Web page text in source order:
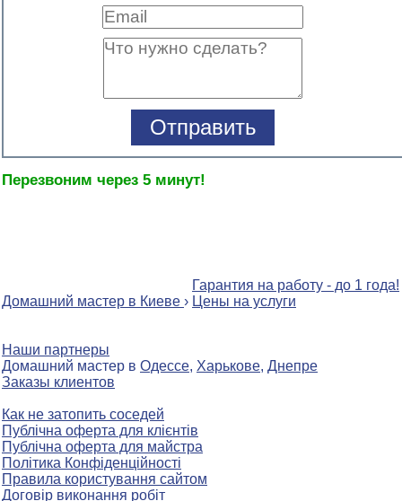
Перезвоним через 5 минут!
Домашний мастер в Киеве ›
Гарантия на работу - до 1 года!
Цены на услуги
Наши партнеры
Домашний мастер в Одессе, Харькове, Днепре
Заказы клиентов
Как не затопить соседей
Публічна оферта для клієнтів
Публічна оферта для майстра
Політика Конфіденційності
Правила користування сайтом
Договір виконання робіт